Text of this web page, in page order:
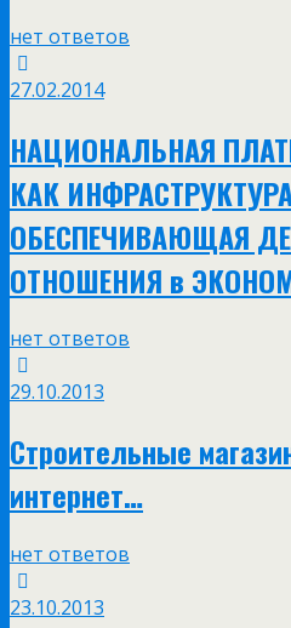
нет ответов
27.02.2014
НАЦИОНАЛЬНАЯ
КАК
ОБЕСПЕЧИВАЮЩАЯ
ОТНОШЕНИЯ в
нет ответов
29.10.2013
Строительные
интернет…
нет ответов
23.10.2013